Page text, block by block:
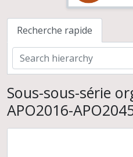
Recherche rapide
Sous-sous-série
APO2016-